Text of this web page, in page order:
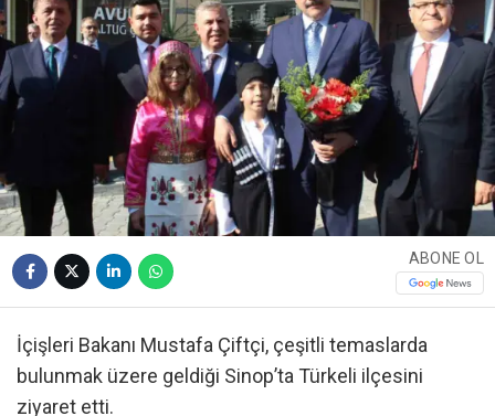
ABONE OL
İçişleri Bakanı Mustafa Çiftçi, çeşitli temaslarda
bulunmak üzere geldiği Sinop’ta Türkeli ilçesini
ziyaret etti.